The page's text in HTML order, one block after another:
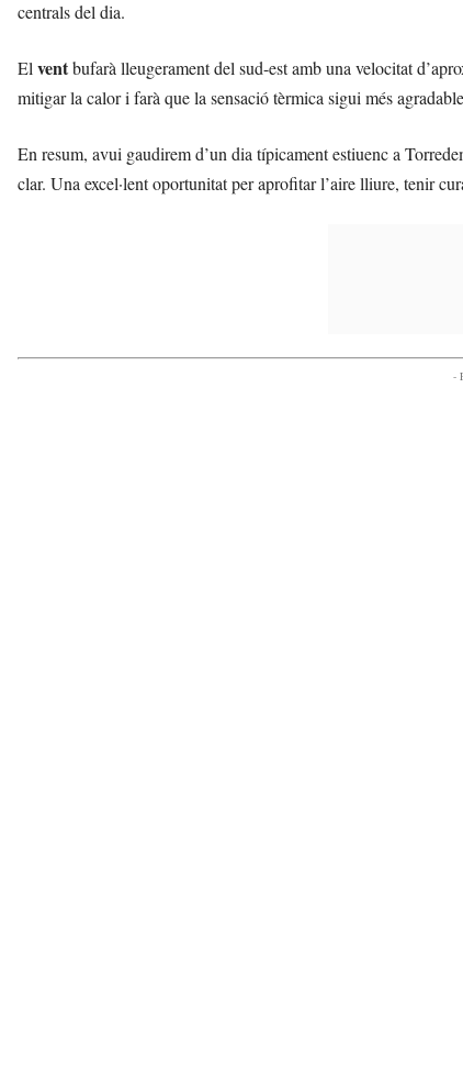
centrals del dia.
El ventbufarà lleugerament del sud-est amb una velocitat
mitigar la calor i farà que la sensació tèrmica sigui més
En resum, avui gaudirem d’un dia típicament estiuenc a
clar. Una excel·lent oportunitat per aprofitar l’aire lliure, tenir
-